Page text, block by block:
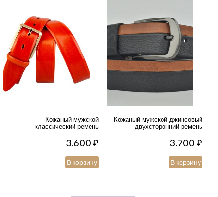
Кожаный мужской
классический ремень
3.600₽
В корзину
Кожаный мужской джинсовый
двухсторонний ремень
3.700₽
В корзину